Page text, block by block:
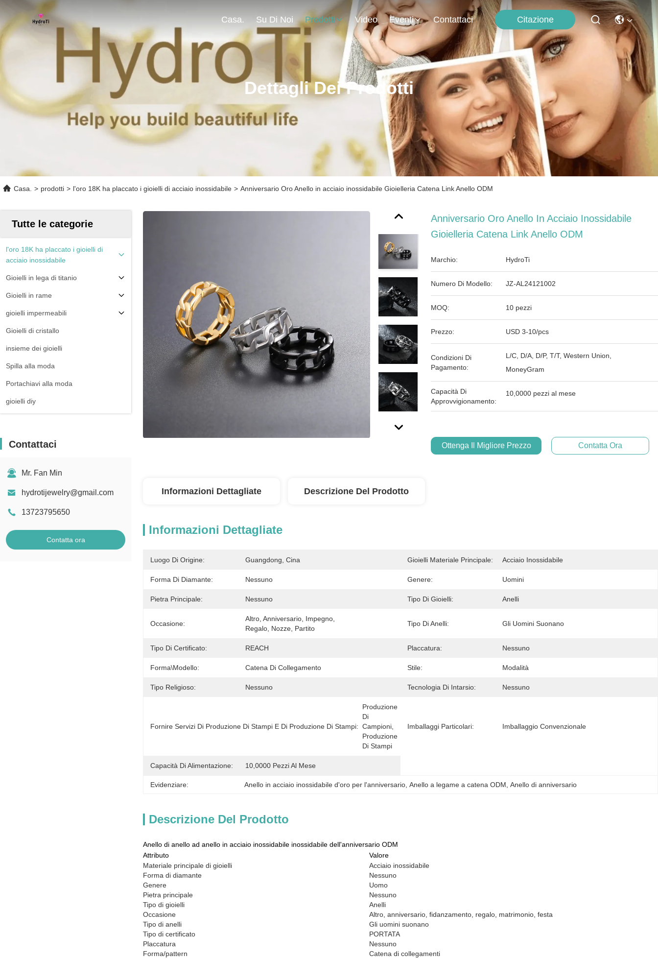
Casa. Su Di Noi Prodotti Video Eventi Contattaci Citazione
Dettagli Dei Prodotti
Casa. > prodotti > l'oro 18K ha placcato i gioielli di acciaio inossidabile > Anniversario Oro Anello in acciaio inossidabile Gioielleria Catena Link Anello ODM
Tutte le categorie
l'oro 18K ha placcato i gioielli di
acciaio inossidabile
Gioielli in lega di titanio
Gioielli in rame
gioielli impermeabili
Gioielli di cristallo
insieme dei gioielli
Spilla alla moda
Portachiavi alla moda
gioielli diy
Contattaci
Mr. Fan Min
hydrotijewelry@gmail.com
13723795650
Contatta ora
Anniversario Oro Anello In Acciaio Inossidabile
Gioielleria Catena Link Anello ODM
Marchio: HydroTi
Numero Di Modello: JZ-AL24121002
MOQ: 10 pezzi
Prezzo: USD 3-10/pcs
Condizioni Di
Pagamento:
L/C, D/A, D/P, T/T, Western Union,
MoneyGram
Capacità Di
Approvvigionamento:
10,0000 pezzi al mese
Ottenga Il Migliore Prezzo Contatta Ora
Informazioni Dettagliate Descrizione Del Prodotto
Informazioni Dettagliate
Luogo Di Origine: Guangdong, Cina Gioielli Materiale Principale: Acciaio Inossidabile
Forma Di Diamante: Nessuno Genere: Uomini
Pietra Principale: Nessuno Tipo Di Gioielli: Anelli
Occasione:
Altro, Anniversario, Impegno,
Regalo, Nozze, Partito
Tipo Di Anelli: Gli Uomini Suonano
Tipo Di Certificato: REACH Placcatura: Nessuno
Forma\modello: Catena Di Collegamento Stile: Modalità
Tipo Religioso: Nessuno Tecnologia Di Intarsio: Nessuno
Fornire Servizi Di Produzione Di Stampi E Di Produzione Di Stampi:
Produzione
Di
Campioni,
Produzione
Di Stampi
Imballaggi Particolari: Imballaggio Convenzionale
Capacità Di Alimentazione: 10,0000 Pezzi Al Mese
Evidenziare: Anello in acciaio inossidabile d'oro per l'anniversario Anello a legame a catena ODM Anello di anniversario
Descrizione Del Prodotto
Anello di anello ad anello in acciaio inossidabile inossidabile dell'anniversario ODM
Attributo
Valore
Materiale principale di gioielli
Acciaio inossidabile
Forma di diamante
Nessuno
Genere
Uomo
Pietra principale
Nessuno
Tipo di gioielli
Anelli
Occasione
Altro, anniversario, fidanzamento, regalo, matrimonio, festa
Tipo di anelli
Gli uomini suonano
Tipo di certificato
PORTATA
Placcatura
Nessuno
Forma/pattern
Catena di collegamenti